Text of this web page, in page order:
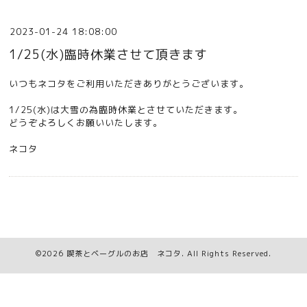
2023-01-24 18:08:00
1/25(水)臨時休業させて頂きます
いつもネコタをご利用いただきありがとうございます。
1/25(水)は大雪の為臨時休業とさせていただきます。
どうぞよろしくお願いいたします。
ネコタ
©2026 喫茶とベーグルのお店 ネコタ . All Rights Reserved.